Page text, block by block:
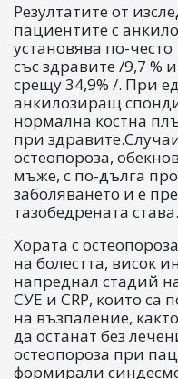
Резултатите от
пациентите с
установява по-
със здравите /9,7 %
срещу 34,9% /. При
анкилозиращ
нормална костна
при
остеопороза,
мъже, с по-дълга
заболяването и е
тазобедрената става.
Хората с
на болестта, висок
напреднал стадий
СУЕ и CRP, които са
на възпаление,
да останат без
остеопороза при
формирали